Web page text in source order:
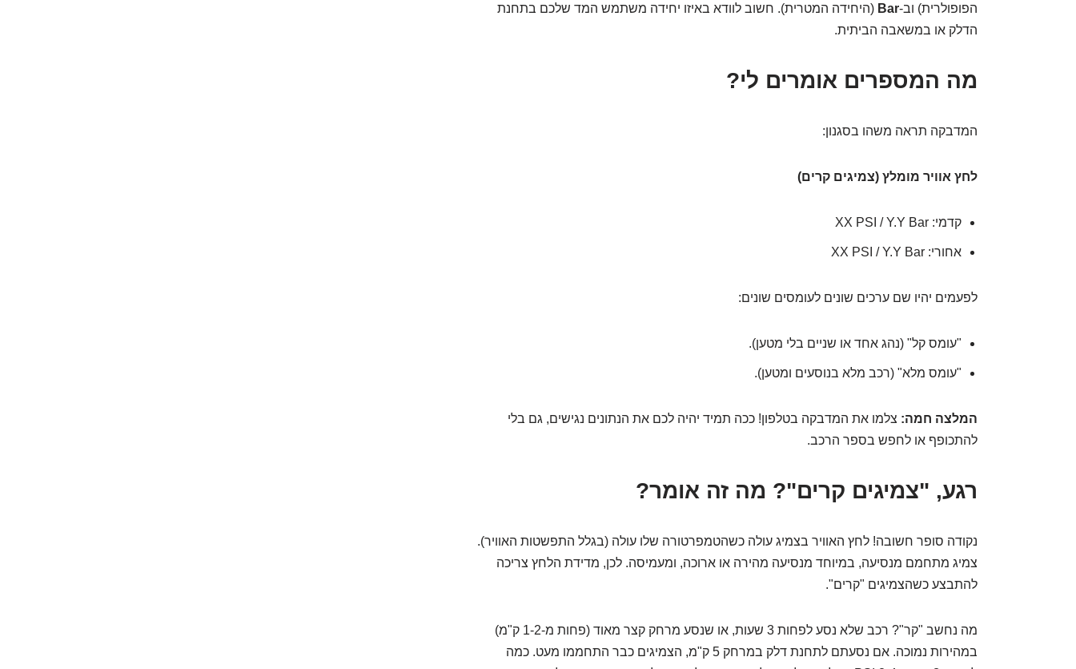
הפופולרית) וב-Bar (היחידה המטרית). חשוב לוודא באיזו יחידה משתמש המד שלכם בתחנת
הדלק או במשאבה הביתית.
מה המספרים אומרים לי?
המדבקה תראה משהו בסגנון:
לחץ אוויר מומלץ (צמיגים קרים)
קדמי: XX PSI / Y.Y Bar
אחורי: XX PSI / Y.Y Bar
לפעמים יהיו שם ערכים שונים לעומסים שונים:
"עומס קל" (נהג אחד או שניים בלי מטען).
"עומס מלא" (רכב מלא בנוסעים ומטען).
המלצה חמה: צלמו את המדבקה בטלפון! ככה תמיד יהיה לכם את הנתונים נגישים, גם בלי
להתכופף או לחפש בספר הרכב.
רגע, "צמיגים קרים"? מה זה אומר?
נקודה סופר חשובה! לחץ האוויר בצמיג עולה כשהטמפרטורה שלו עולה (בגלל התפשטות האוויר).
צמיג מתחמם מנסיעה, במיוחד מנסיעה מהירה או ארוכה, ומעמיסה. לכן, מדידת הלחץ צריכה
להתבצע כשהצמיגים "קרים".
מה נחשב "קר"? רכב שלא נסע לפחות 3 שעות, או שנסע מרחק קצר מאוד (פחות מ-1-2 ק"מ)
במהירות נמוכה. אם נסעתם לתחנת דלק במרחק 5 ק"מ, הצמיגים כבר התחממו מעט. כמה